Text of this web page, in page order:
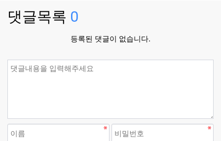
댓글목록 0
등록된 댓글이 없습니다.